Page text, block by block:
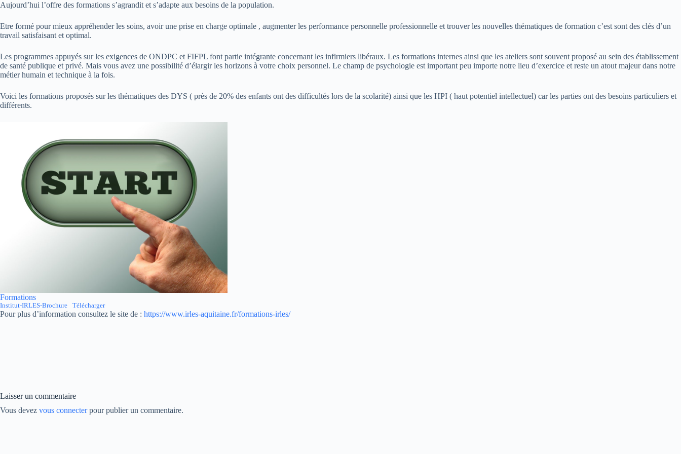
Aujourd’hui l’offre des formations s’agrandit et s’adapte aux besoins de la population.
Etre formé pour mieux appréhender les soins, avoir une prise en charge optimale , augmenter les performance personnelle professionnelle et trouver les nouvelles thématiques de formation c’est sont des clés d’un
travail satisfaisant et optimal.
Les programmes appuyés sur les exigences de ONDPC et FIFPL font partie intégrante concernant les infirmiers libéraux. Les formations internes ainsi que les ateliers sont souvent proposé au sein des établissement
de santé publique et privé. Mais vous avez une possibilité d’élargir les horizons à votre choix personnel. Le champ de psychologie est important peu importe notre lieu d’exercice et reste un atout majeur dans notre
métier humain et technique à la fois.
Voici les formations proposés sur les thématiques des DYS ( près de 20% des enfants ont des difficultés lors de la scolarité) ainsi que les HPI ( haut potentiel intellectuel) car les parties ont des besoins particuliers et
différents.
Formations
Institut-IRLES-Brochure Télécharger
Pour plus d’information consultez le site de : https://www.irles-aquitaine.fr/formations-irles/
Laisser un commentaire
Vous devez vous connecterpour publier un commentaire.